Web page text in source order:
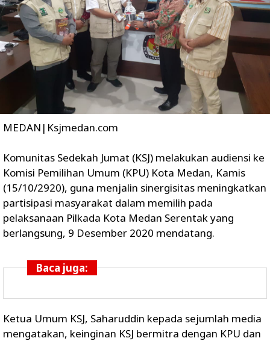
MEDAN|Ksjmedan.com
Komunitas Sedekah Jumat (KSJ) melakukan audiensi ke
Komisi Pemilihan Umum (KPU) Kota Medan, Kamis
(15/10/2920), guna menjalin sinergisitas meningkatkan
partisipasi masyarakat dalam memilih pada
pelaksanaan Pilkada Kota Medan Serentak yang
berlangsung, 9 Desember 2020 mendatang.
Baca juga:
Ketua Umum KSJ, Saharuddin kepada sejumlah media
mengatakan, keinginan KSJ bermitra dengan KPU dan